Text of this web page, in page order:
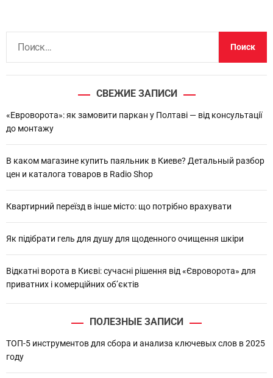
:
СВЕЖИЕ ЗАПИСИ
«Евроворота»: як замовити паркан у Полтаві — від консультації
до монтажу
В каком магазине купить паяльник в Киеве? Детальный разбор
цен и каталога товаров в Radio Shop
Квартирний переїзд в інше місто: що потрібно врахувати
Як підібрати гель для душу для щоденного очищення шкіри
Відкатні ворота в Києві: сучасні рішення від «Євроворота» для
приватних і комерційних об’єктів
ПОЛЕЗНЫЕ ЗАПИСИ
ТОП-5 инструментов для сбора и анализа ключевых слов в 2025
году